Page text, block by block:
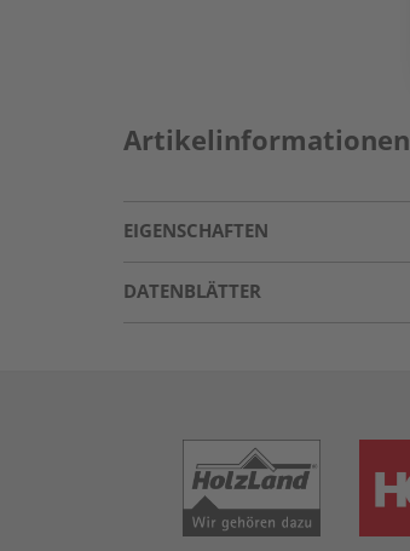
Artikelinformationen
EIGENSCHAFTEN
DATENBLÄTTER